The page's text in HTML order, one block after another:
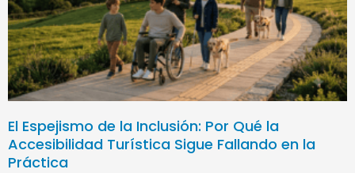
El Espejismo de la Inclusión: Por Qué la
Accesibilidad Turística Sigue Fallando en la
Práctica